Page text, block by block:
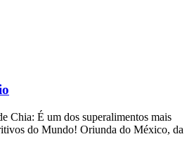
Chia: É um dos superalimentos mais
do Mundo! Oriunda do México, da